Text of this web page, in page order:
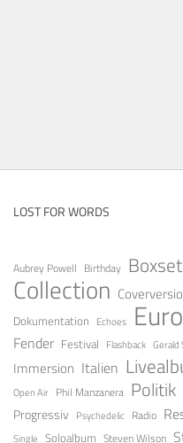
LOST FOR WORDS
Aubrey Powell Birthday Boxset
Collection
Dokumentation Echoes
Fender Festival Flashback Gerald
Immersion Italien
Open Air Phil Manzanera Politik
Progressiv Psychedelic Radio
Single Soloalbum Steven Wilson